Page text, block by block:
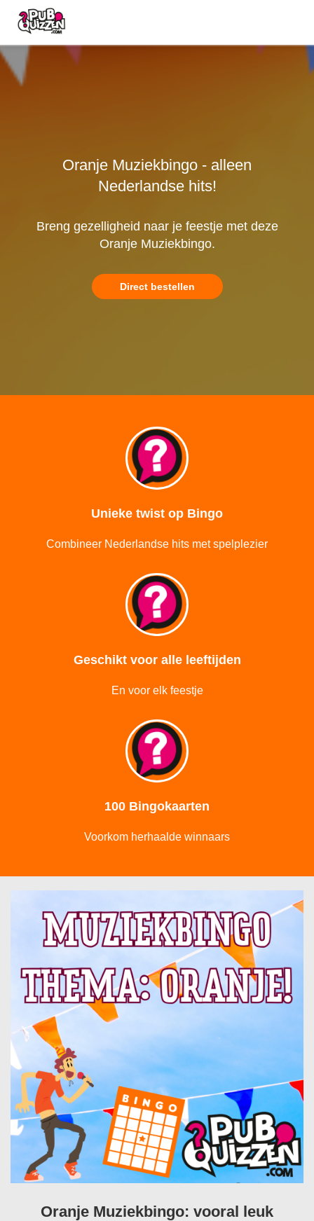
Oranje Muziekbingo - alleen
Nederlandse hits!
Breng gezelligheid naar je feestje met deze
Oranje Muziekbingo.
Direct bestellen
Unieke twist op Bingo
Combineer Nederlandse hits met spelplezier
Geschikt voor alle leeftijden
En voor elk feestje
100 Bingokaarten
Voorkom herhaalde winnaars
Oranje Muziekbingo: vooral leuk